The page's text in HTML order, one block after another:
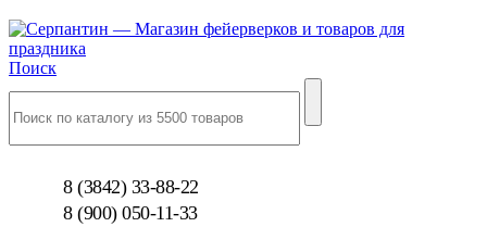
Поиск
8 (3842) 33-88-22
8 (900) 050-11-33